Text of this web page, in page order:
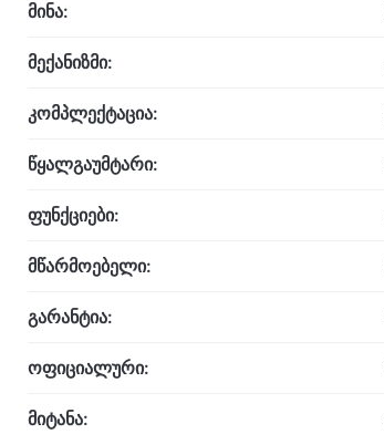
მინა:
მექანიზმი:
კომპლექტაცია:
წყალგაუმტარი:
ფუნქციები:
მწარმოებელი:
გარანტია:
ოფიციალური:
მიტანა: